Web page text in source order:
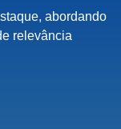
abordando
relevância